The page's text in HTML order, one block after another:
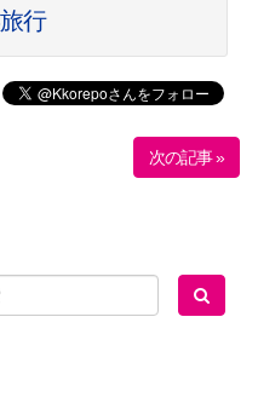
行
次の記事 »